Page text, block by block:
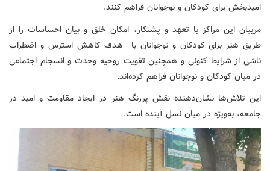
امیدبخش برای کودکان و نوجوانان فراهم کنند.
مربیان این مراکز با تعهد و پشتکار، امکان خلق و بیان احساسات را از
طریق هنر برای کودکان و نوجوانان با هدف کاهش استرس و اضطراب
ناشی از شرایط کنونی و همچنین تقویت روحیه وحدت و انسجام اجتماعی
در میان کودکان و نوجوانان فراهم کرده‌اند.
این تلاش‌ها نشان‌دهنده نقش پررنگ هنر در ایجاد مقاومت و امید در
جامعه، به‌ویژه در میان نسل آینده است.